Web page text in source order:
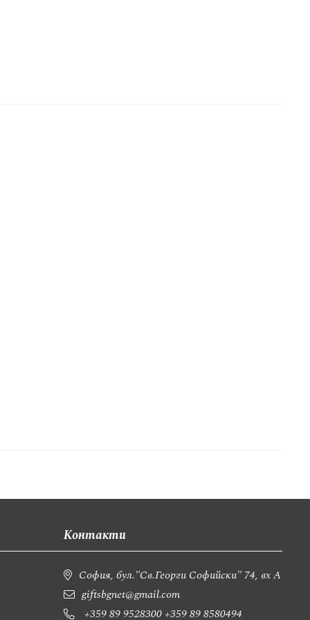
Контакти
София, бул."Св.Георги Софийски" 74, вх А
giftsbgnet@gmail.com
+359 89 9528300+359 89 8580494